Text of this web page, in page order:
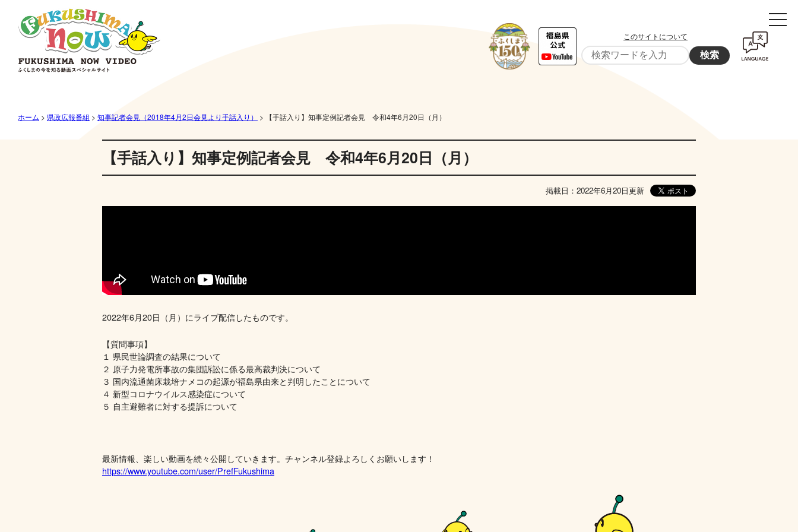
このサイトについて
検索
ホーム > 県政広報番組 > 知事記者会見（2018年4月2日会見より手話入り） > 【手話入り】知事定例記者会見 令和4年6月20日（月）
【手話入り】知事定例記者会見 令和4年6月20日（月）
掲載日：2022年6月20日更新
2022年6月20日（月）にライブ配信したものです。
【質問事項】
１ 県民世論調査の結果について
２ 原子力発電所事故の集団訴訟に係る最高裁判決について
３ 国内流通菌床栽培ナメコの起源が福島県由来と判明したことについて
４ 新型コロナウイルス感染症について
５ 自主避難者に対する提訴について
最新情報、楽しい動画を続々公開していきます。チャンネル登録よろしくお願いします！
https://www.youtube.com/user/PrefFukushima